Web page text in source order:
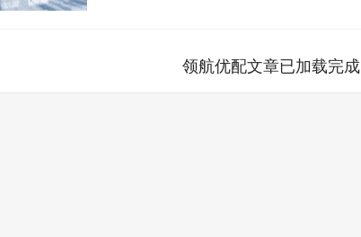
领航优配文章已加载完成